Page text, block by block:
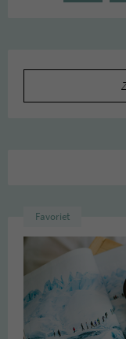
Favoriet